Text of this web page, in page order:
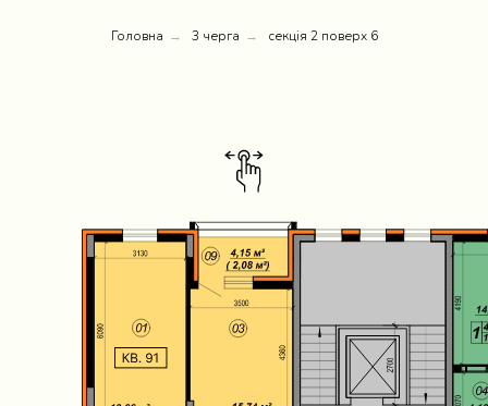
Головна → 3 черга → секція 2 поверх 6